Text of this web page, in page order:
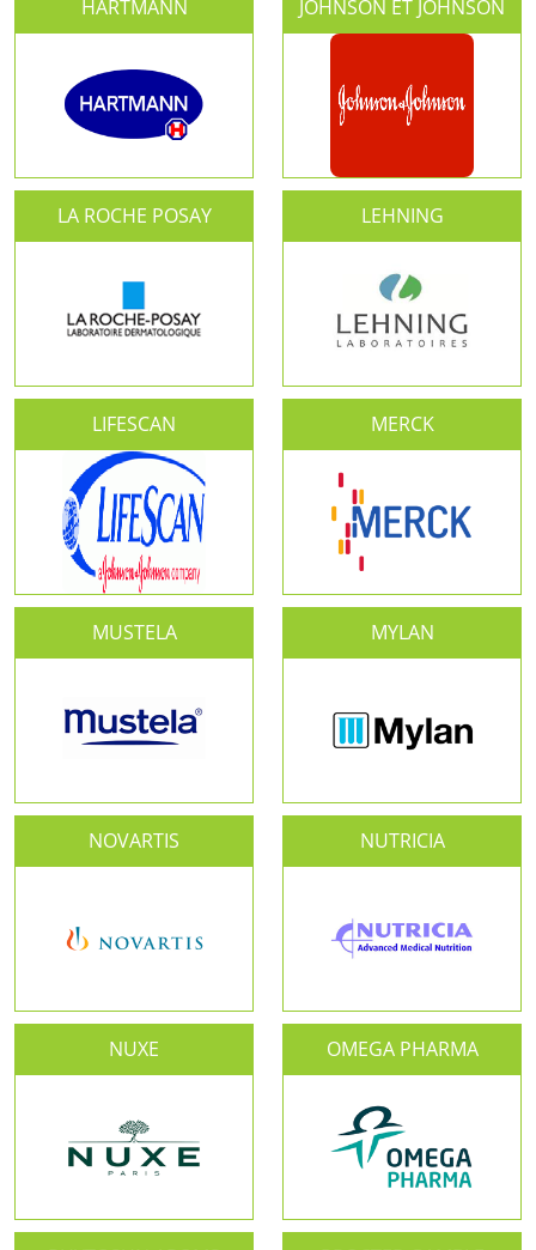
HARTMANN JOHNSON ET JOHNSON
LA ROCHE POSAY LEHNING
LIFESCAN MERCK
MUSTELA MYLAN
NOVARTIS NUTRICIA
NUXE OMEGA PHARMA